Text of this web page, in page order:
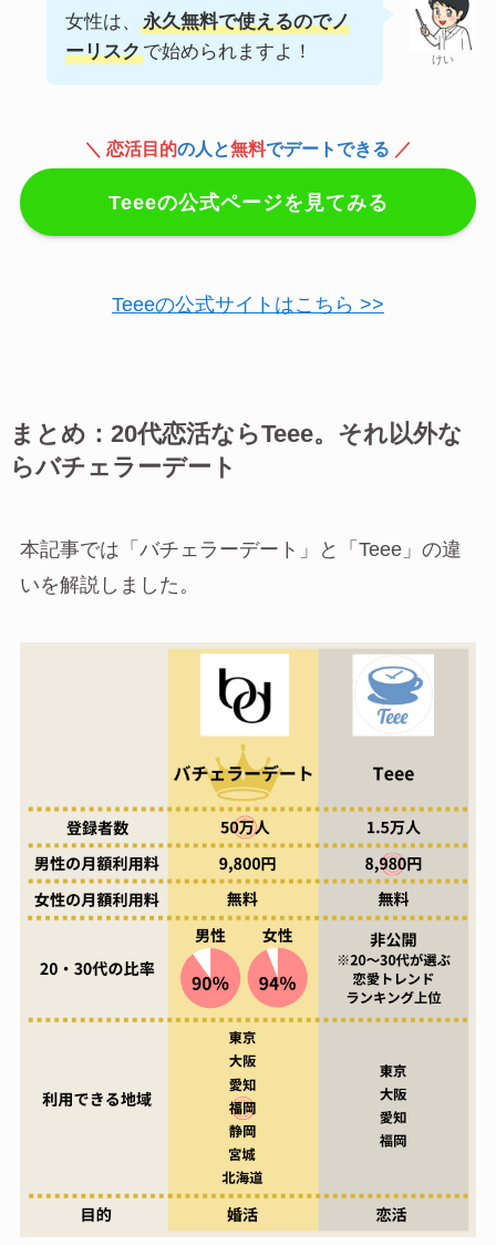
けい
女性は、
永久無料で使えるのでノ
ーリスクで始められますよ！
＼ 恋活目的の人と無料でデートできる ／
Teeeの公式ページを見てみる
Teeeの公式サイトはこちら >>
まとめ：20代恋活ならTeee。それ以外な
らバチェラーデート
本記事では「バチェラーデート」と「Teee」の違
いを解説しました。